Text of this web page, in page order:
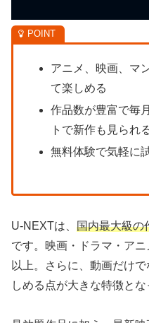
アニメ、映画、マ
て楽しめる
作品数が豊富で毎
トで新作も見られ
無料体験で気軽に
U-NEXTは、 国内最大級の
です。映画・ドラマ・ア
以上。さらに、動画だけ
しめる点が大きな特徴とな